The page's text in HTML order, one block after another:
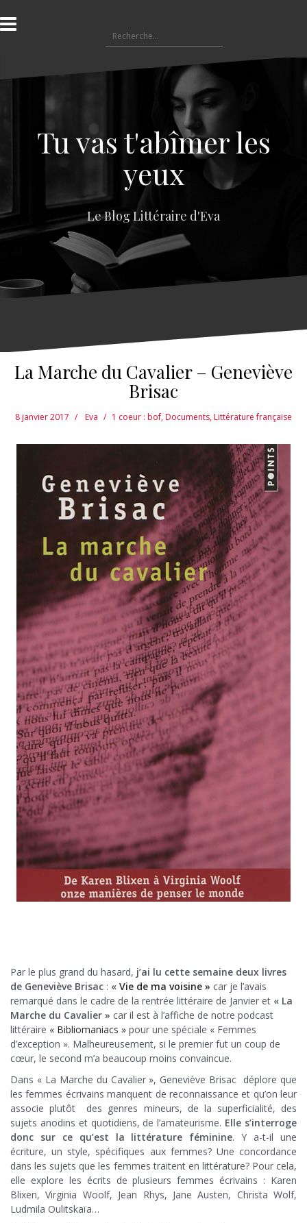
l
a
e
e
Tu vas t'abîmer les
yeux
Le Blog Littéraire d'Eva
La Marche du Cavalier – Geneviève
Brisac
8 janvier 2017 Eva 1 coeur : bof,Documents,Littérature française
Par le plus grand du hasard, j’ai lu cette semaine deux livres
de Geneviève Brisac : « Vie de ma voisine » car je l’avais
remarqué dans le cadre de la rentrée littéraire de Janvier et « La
Marche du Cavalier » car il est à l’affiche de notre podcast
littéraire « Bibliomaniacs » pour une spéciale « Femmes
d’exception ». Malheureusement, si le premier fut un coup de
cœur, le second m’a beaucoup moins convaincue.
Dans « La Marche du Cavalier », Geneviève Brisac déplore que
les femmes écrivains manquent de reconnaissance et qu’on leur
associe plutôt des genres mineurs, de la superficialité, des
sujets anodins et quotidiens, de l’amateurisme. Elle s’interroge
donc sur ce qu’est la littérature féminine. Y a-t-il une
écriture, un style, spécifiques aux femmes? Une concordance
dans les sujets que les femmes traitent en littérature? Pour cela,
elle explore les écrits de plusieurs femmes écrivains : Karen
Blixen, Virginia Woolf, Jean Rhys, Jane Austen, Christa Wolf,
Ludmila Oulitskaïa…